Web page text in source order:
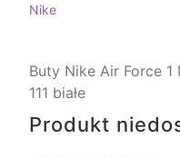
Nike
Buty Nike Air Force 1
111 białe
Produkt